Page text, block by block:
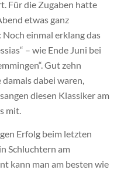
Für die Zugaben hatte
etwas ganz
einmal erklang das
– wie Ende Juni bei
Gut zehn
damals dabei waren,
diesen Klassiker am
mit.
Erfolg beim letzten
Schluchtern am
kann man am besten wie